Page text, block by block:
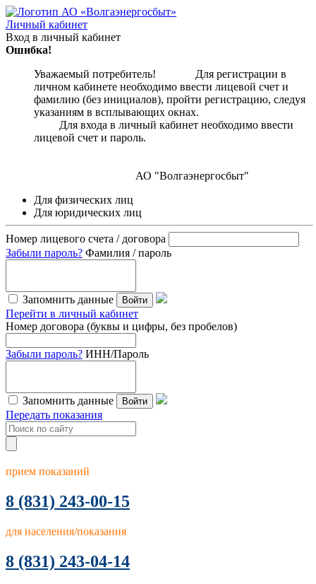
Личный кабинет
Вход в личный кабинет
Ошибка!
Уважаемый потребитель! Для регистрации в
личном кабинете необходимо ввести лицевой счет и
фамилию (без инициалов), пройти регистрацию, следуя
указаниям в всплывающих окнах.
Для входа в личный кабинет необходимо ввести
лицевой счет и пароль.
АО "Волгаэнергосбыт"
Для физических лиц
Для юридических лиц
Номер лицевого счета / договора
Забыли пароль? Фамилия / пароль
Запомнить данные Войти
Перейти в личный кабинет
Номер договора (буквы и цифры, без пробелов)
Забыли пароль? ИНН/Пароль
Запомнить данные Войти
Передать показания
прием показаний
8 (831) 243-00-15
для населения/показания
8 (831) 243-04-14